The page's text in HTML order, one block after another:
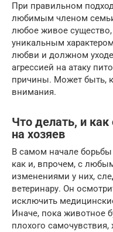
При правильном
любимым членом
любое живое
уникальным
любви и должном
агрессией на атаку
причины. Может быть,
внимания.
Что делать, и
на хозяев
В самом начале борьбы
как и, впрочем, с
изменениями у них,
ветеринару. Он
исключить
Иначе, пока животное
плохого